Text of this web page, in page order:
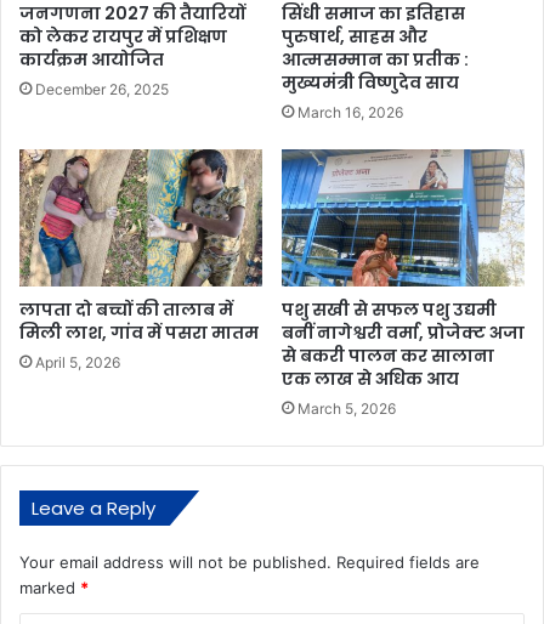
जनगणना 2027 की तैयारियों
को लेकर रायपुर में प्रशिक्षण
कार्यक्रम आयोजित
December 26, 2025
सिंधी समाज का इतिहास
पुरुषार्थ, साहस और
आत्मसम्मान का प्रतीक :
मुख्यमंत्री विष्णुदेव साय
March 16, 2026
लापता दो बच्चों की तालाब में
मिली लाश, गांव में पसरा मातम
April 5, 2026
पशु सखी से सफल पशु उद्यमी
बनीं नागेश्वरी वर्मा, प्रोजेक्ट अजा
से बकरी पालन कर सालाना
एक लाख से अधिक आय
March 5, 2026
Leave a Reply
Your email address will not be published. Required fields are
marked *